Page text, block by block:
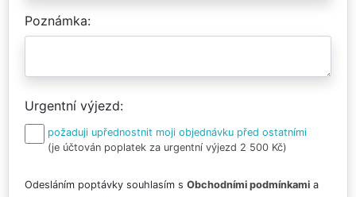
Poznámka
Urgentní výjezd
požaduji upřednostnit moji objednávku před ostatními
(je účtován poplatek za urgentní výjezd 2 500 Kč)
Odesláním poptávky souhlasím s Obchodními podmínkami a